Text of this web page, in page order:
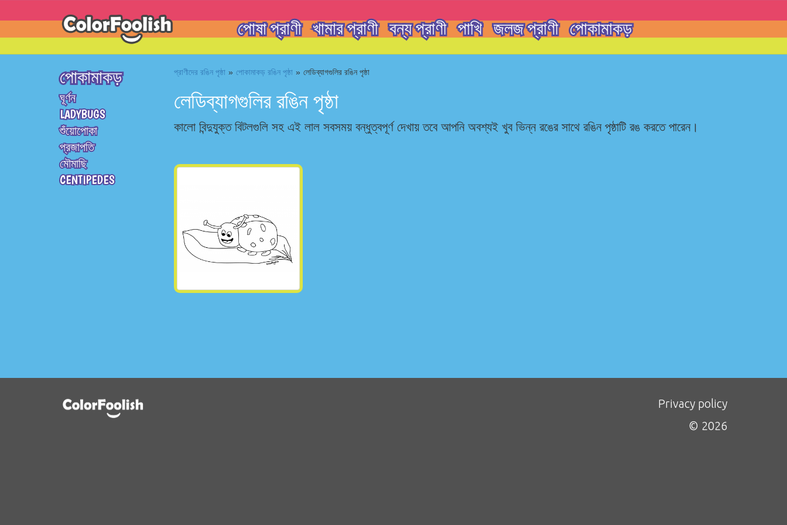
পোষা প্রাণী খামার প্রাণী বন্য প্রাণী পাখি জলজ প্রাণী পোকামাকড়
পোকামাকড়
ঘূর্ণন
LADYBUGS
শুঁয়োপোকা
প্রজাপতি
মৌমাছি
CENTIPEDES
প্রাণীদের রঙিন পৃষ্ঠা » পোকামাকড় রঙিন পৃষ্ঠা » লেডিব্যাগগুলির রঙিন পৃষ্ঠা
লেডিব্যাগগুলির রঙিন পৃষ্ঠা
কালো বিন্দুযুক্ত বিটলগুলি সহ এই লাল সবসময় বন্ধুত্বপূর্ণ দেখায় তবে আপনি অবশ্যই খুব ভিন্ন রঙের সাথে রঙিন পৃষ্ঠাটি রঙ করতে পারেন।
Privacy policy
© 2026